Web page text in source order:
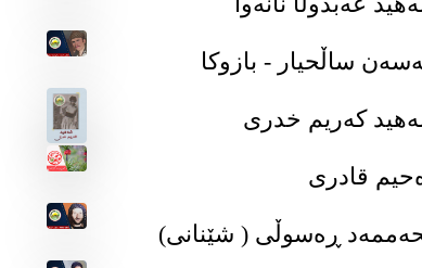
ساڵحیار - بازوکا
که‌ریم خدری
قادری
ڕەسوڵی ( شێنانی)